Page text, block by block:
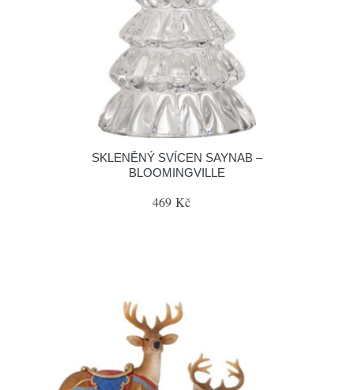
SKLENĚNÝ SVÍCEN SAYNAB –
BLOOMINGVILLE
469 Kč